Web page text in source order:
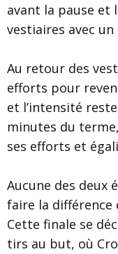
avant la pause et
vestiaires avec
Au retour des
efforts pour
et l’intensité
minutes du
ses efforts et
Aucune des deux
faire la différence
Cette finale se
tirs au but, où